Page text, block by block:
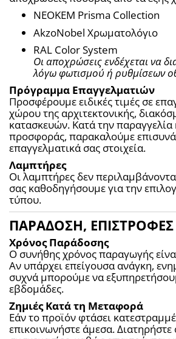
NEOKEM Prisma Collection
AkzoNobel Χρωματολόγιο
RAL Color System
Οι αποχρώσεις ενδέχεται να
λόγω φωτισμού ή ρυθμίσεων
Πρόγραμμα Επαγγελματιών
Προσφέρουμε ειδικές τιμές σε
χώρου της αρχιτεκτονικής,
κατασκευών. Κατά την παραγγελία
προσφοράς, παρακαλούμε
επαγγελματικά σας στοιχεία.
Λαμπτήρες
Οι λαμπτήρες δεν
σας καθοδηγήσουμε για την
τύπου.
ΠΑΡΑΔΟΣΗ,
Χρόνος Παράδοσης
Ο συνήθης χρόνος παραγωγής
Αν υπάρχει επείγουσα ανάγκη,
συχνά μπορούμε να
εβδομάδες.
Ζημιές Κατά τη Μεταφορά
Εάν το προϊόν φτάσει
επικοινωνήστε άμεσα. Διατηρήστε